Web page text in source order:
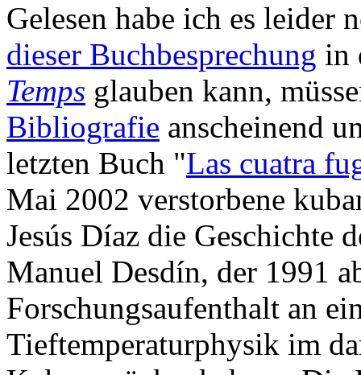
Gelesen habe ich es leider
dieser Buchbesprechung in
Temps glauben kann,
Bibliografie anscheinend
letzten Buch "Las cuatra
Mai 2002 verstorbene
Jesús Díaz die Geschichte
Manuel Desdín, der 1991
Forschungsaufenthalt an
Tieftemperaturphysik im